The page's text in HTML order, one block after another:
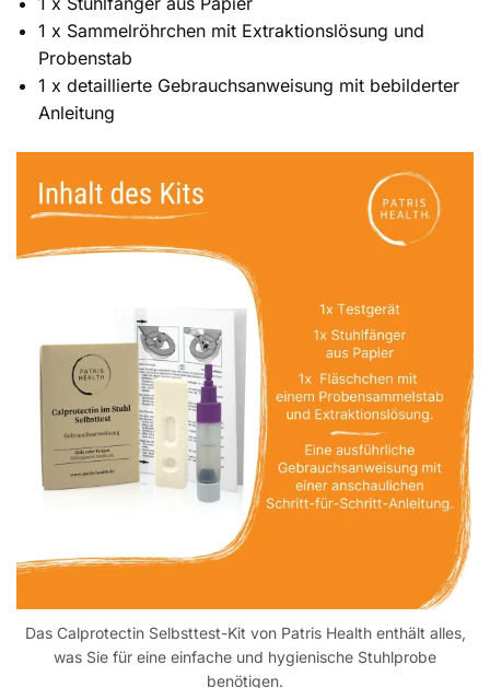
1 x Sammelröhrchen mit Extraktionslösung und
Probenstab
1 x detaillierte Gebrauchsanweisung mit bebilderter
Anleitung
Das Calprotectin Selbsttest-Kit von Patris Health enthält alles,
was Sie für eine einfache und hygienische Stuhlprobe
benötigen.